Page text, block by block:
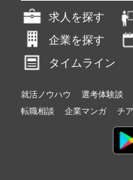
求人を探す
企業を探す
タイムライン
就活ノウハウ 選考体験談
転職相談
企業マンガ チ